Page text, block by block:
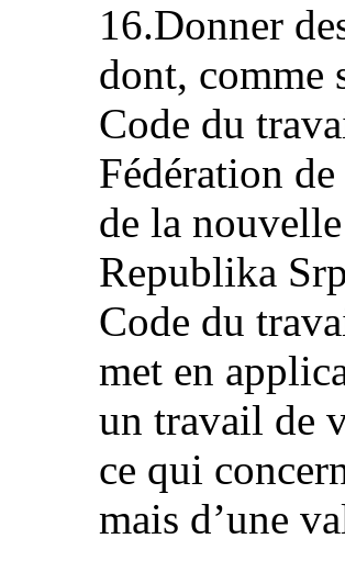
16.Donner
dont, comme
Code du
Fédération
de la
Republika
Code du
met en
un travail de
ce qui
mais d’une